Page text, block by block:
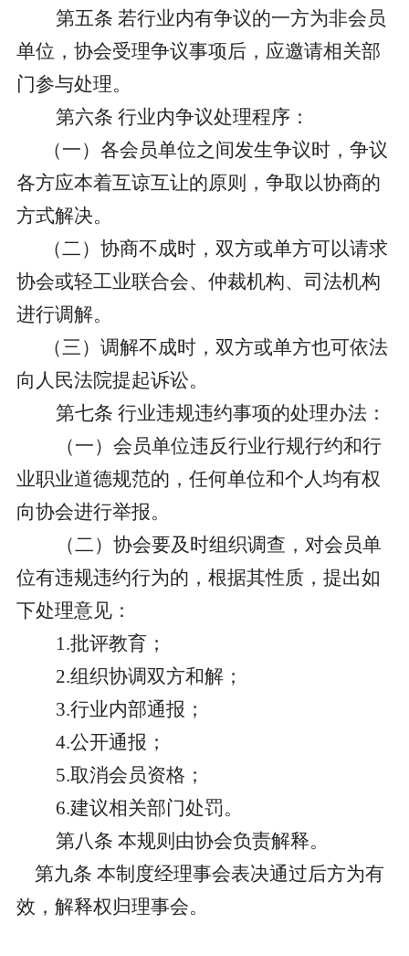
第五条 若行业内有争议的一方为非会员
单位，协会受理争议事项后，应邀请相关部
门参与处理。
第六条 行业内争议处理程序：
（一）各会员单位之间发生争议时，争议
各方应本着互谅互让的原则，争取以协商的
方式解决。
（二）协商不成时，双方或单方可以请求
协会或轻工业联合会、仲裁机构、司法机构
进行调解。
（三）调解不成时，双方或单方也可依法
向人民法院提起诉讼。
第七条 行业违规违约事项的处理办法：
（一）会员单位违反行业行规行约和行
业职业道德规范的，任何单位和个人均有权
向协会进行举报。
（二）协会要及时组织调查，对会员单
位有违规违约行为的，根据其性质，提出如
下处理意见：
1.批评教育；
2.组织协调双方和解；
3.行业内部通报；
4.公开通报；
5.取消会员资格；
6.建议相关部门处罚。
第八条 本规则由协会负责解释。
第九条 本制度经理事会表决通过后方为有
效，解释权归理事会。